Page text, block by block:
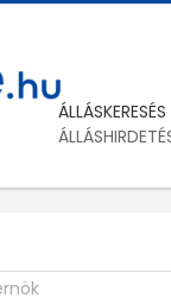
ÁLLÁSKERESÉS